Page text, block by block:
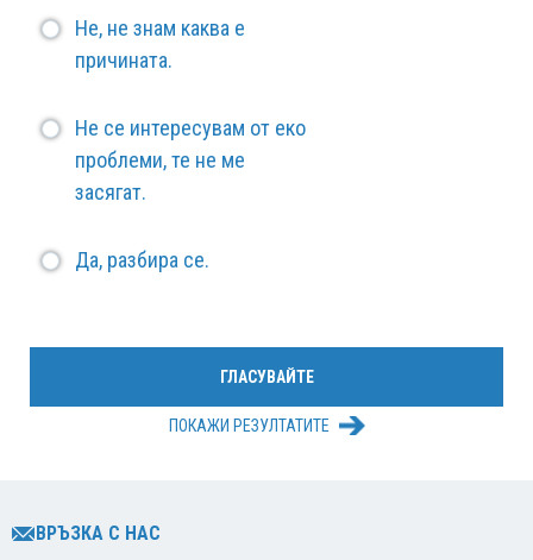
Не, не знам каква е
причината.
Не се интересувам от еко
проблеми, те не ме
засягат.
Да, разбира се.
ПОКАЖИ РЕЗУЛТАТИТЕ
ВРЪЗКА С НАС